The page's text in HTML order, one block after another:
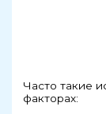
Часто такие
факторах: